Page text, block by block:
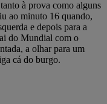
à prova como alguns
ao minuto 16 quando,
e depois para a
do Mundial com o
a olhar para um
cá do burgo.